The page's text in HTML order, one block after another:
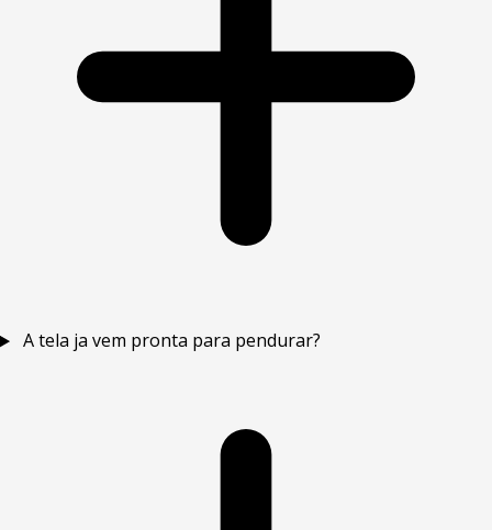
A tela ja vem pronta para pendurar?